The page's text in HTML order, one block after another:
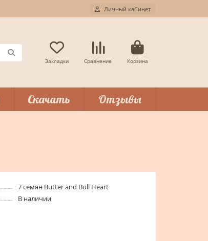
Личный кабинет
Закладки Сравнение Корзина
Скачать Отзывы
7 семян Butter and Bull Heart
В наличии